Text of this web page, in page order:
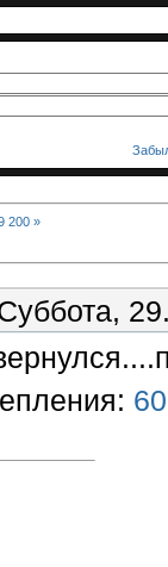
200 »